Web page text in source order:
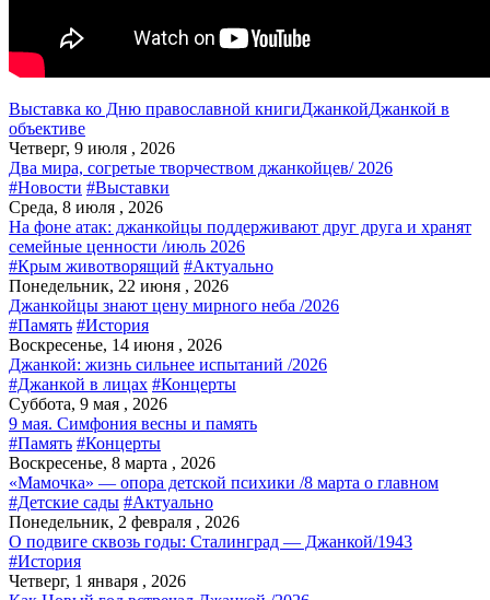
Выставка ко Дню православной книгиДжанкойДжанкой в
объективе
Четверг, 9 июля , 2026
Два мира, согретые творчеством джанкойцев/ 2026
#Новости #Выставки
Среда, 8 июля , 2026
На фоне атак: джанкойцы поддерживают друг друга и хранят
семейные ценности /июль 2026
#Крым животворящий #Актуально
Понедельник, 22 июня , 2026
Джанкойцы знают цену мирного неба /2026
#Память #История
Воскресенье, 14 июня , 2026
Джанкой: жизнь сильнее испытаний /2026
#Джанкой в лицах #Концерты
Суббота, 9 мая , 2026
9 мая. Симфония весны и память
#Память #Концерты
Воскресенье, 8 марта , 2026
«Мамочка» — опора детской психики /8 марта о главном
#Детские сады #Актуально
Понедельник, 2 февраля , 2026
О подвиге сквозь годы: Сталинград — Джанкой/1943
#История
Четверг, 1 января , 2026